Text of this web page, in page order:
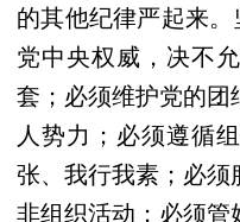
的其他纪律严起来
党中央权威，决不
套；必须维护党的
人势力；必须遵循
张、我行我素；必
非组织活动；必须